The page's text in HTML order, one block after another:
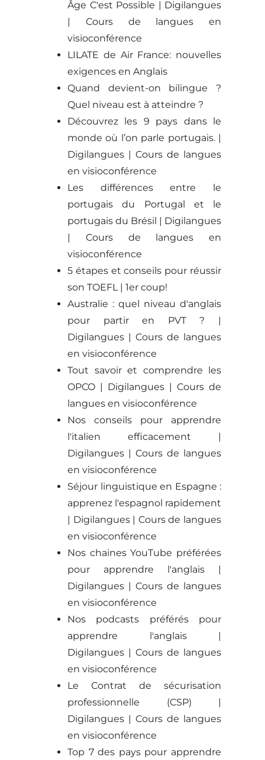
Âge C'est Possible | Digilangues
| Cours de langues en
visioconférence
LILATE de Air France: nouvelles
exigences en Anglais
Quand devient-on bilingue ?
Quel niveau est à atteindre ?
Découvrez les 9 pays dans le
monde où l’on parle portugais. |
Digilangues | Cours de langues
en visioconférence
Les différences entre le
portugais du Portugal et le
portugais du Brésil | Digilangues
| Cours de langues en
visioconférence
5 étapes et conseils pour réussir
son TOEFL | 1er coup!
Australie : quel niveau d'anglais
pour partir en PVT ? |
Digilangues | Cours de langues
en visioconférence
Tout savoir et comprendre les
OPCO | Digilangues | Cours de
langues en visioconférence
Nos conseils pour apprendre
l'italien efficacement |
Digilangues | Cours de langues
en visioconférence
Séjour linguistique en Espagne :
apprenez l'espagnol rapidement
| Digilangues | Cours de langues
en visioconférence
Nos chaines YouTube préférées
pour apprendre l'anglais |
Digilangues | Cours de langues
en visioconférence
Nos podcasts préférés pour
apprendre l'anglais |
Digilangues | Cours de langues
en visioconférence
Le Contrat de sécurisation
professionnelle (CSP) |
Digilangues | Cours de langues
en visioconférence
Top 7 des pays pour apprendre